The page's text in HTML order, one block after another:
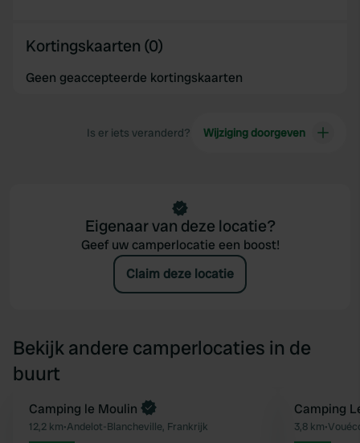
Kortingskaarten (0)
Geen geaccepteerde kortingskaarten
Is er iets veranderd? Wijziging doorgeven
Eigenaar van deze locatie?
Geef uw camperlocatie een boost!
Claim deze locatie
Bekijk andere camperlocaties in de
buurt
Favoriet
Boek direct
Camping le Moulin
12,2 km•Andelot-Blancheville, Frankrijk
Camping
3,8 km•